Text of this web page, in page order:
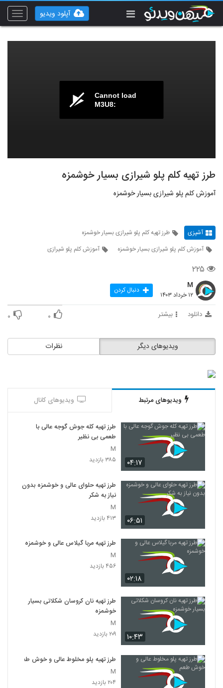
Toggle
آپلود ویدیو
Cannot load
M3U8:
طرز تهیه کلم پلو شیرازی بسیار خوشمزه
آموزش کلم پلو شیرازی بسیار خوشمزه
آشپزی
طرز تهیه کلم پلو شیرازی بسیار خوشمزه
آموزش کلم پلو شیرازی بسیار خوشمزه
آموزش کلم پلو شیرازی
۲۲۵
M
۱۲ خرداد ۱۴۰۳ دنبال کردن
دانلود بیشتر ۰ ۰
نظرات ویدیوهای دیگر
ویدیوهای مرتبط ویدیوهای کانال
۰۴:۱۷
طرز تهیه کله جوش گوجه عالی با
طعمی بی نظیر
M
۳۸۵ بازدید
۰۶:۵۱
طرز تهیه حلوای عالی و خوشمزه بدون
نیاز به شکر
M
۴۱۳ بازدید
۰۲:۱۸
طرز تهیه مربا گیلاس عالی و خوشمزه
M
۴۵۶ بازدید
۱۰:۴۳
طرز تهیه نان کروسان شکلاتی بسیار
خوشمزه
M
۲۰۹ بازدید
طرز تهیه پلو مخلوط عالی و خوش طعم
M
۲۰۴ بازدید